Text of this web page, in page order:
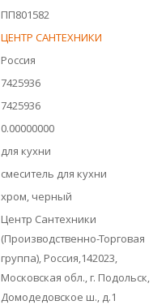
ПП801582
ЦЕНТР САНТЕХНИКИ
Россия
7425936
7425936
0.00000000
для кухни
смеситель для кухни
хром, черный
Центр Сантехники
(Производственно-Торговая
группа), Россия,142023,
Московская обл., г. Подольск,
Домодедовское ш., д.1